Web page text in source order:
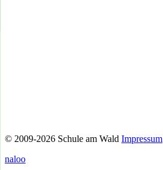
© 2009-2026 Schule am Wald Impressum
naloo